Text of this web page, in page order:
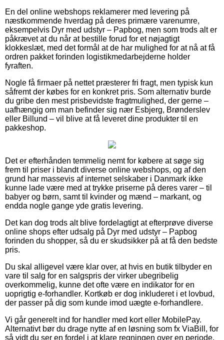
En del online webshops reklamerer med levering på
næstkommende hverdag på deres primære varenumre,
eksempelvis Dyr med udstyr – Papbog, men som trods alt er
påkrævet at du når at bestille forud for et nøjagtigt
klokkeslæt, med det formål at de har mulighed for at nå at få
ordren pakket forinden logistikmedarbejderne holder
fyraften.
Nogle få firmaer på nettet præsterer fri fragt, men typisk kun
såfremt der købes for en konkret pris. Som alternativ burde
du gribe den mest prisbevidste fragtmulighed, der gerne –
uafhængig om man befinder sig nær Esbjerg, Brønderslev
eller Billund – vil blive at få leveret dine produkter til en
pakkeshop.
Det er efterhånden temmelig nemt for købere at søge sig
frem til priser i blandt diverse online webshops, og af den
grund har massevis af internet selskaber i Danmark ikke
kunne lade være med at trykke priserne på deres varer – til
babyer og børn, samt til kvinder og mænd – markant, og
endda nogle gange yde gratis levering.
Det kan dog trods alt blive fordelagtigt at efterprøve diverse
online shops efter udsalg på Dyr med udstyr – Papbog
forinden du shopper, så du er skudsikker på at få den bedste
pris.
Du skal alligevel være klar over, at hvis en butik tilbyder en
vare til salg for en salgspris der virker ubegribelig
overkommelig, kunne det ofte være en indikator for en
uoprigtig e-forhandler. Kortkøb er dog inkluderet i et lovbud,
der passer på dig som kunde imod uægte e-forhandlere.
Vi går generelt ind for handler med kort eller MobilePay.
Alternativt bør du drage nytte af en løsning som fx ViaBill, for
så vidt du ser en fordel i at klare regningen over en periode.